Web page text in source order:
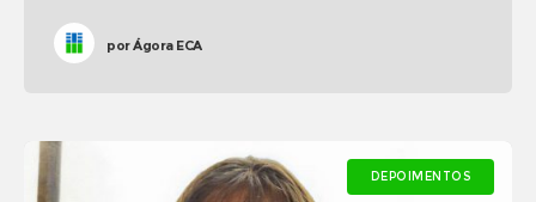
porÁgora ECA
DEPOIMENTOS